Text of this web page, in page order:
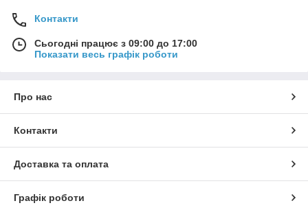
Контакти
Сьогодні працює з 09:00 до 17:00
Показати весь графік роботи
Про нас
Контакти
Доставка та оплата
Графік роботи